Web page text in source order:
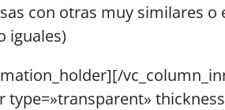
con otras muy similares o
iguales)